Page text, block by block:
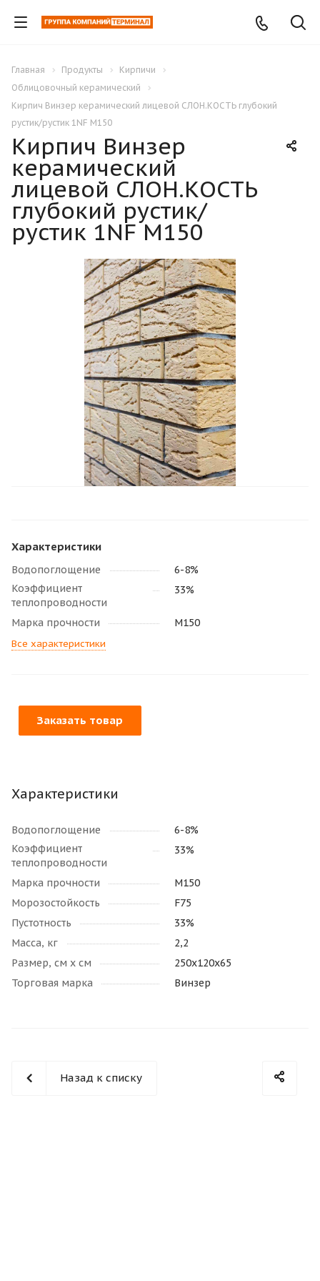
Главная Продукты
Кирпичи
Облицовочный керамический
Кирпич Винзер керамический лицевой СЛОН.КОСТЬ глубокий
рустик/рустик 1NF М150
Кирпич Винзер
керамический
лицевой СЛОН.КОСТЬ
глубокий рустик/
рустик 1NF М150
Характеристики
Водопоглощение
6-8%
Коэффициент
теплопроводности
33%
Марка прочности М150
Все характеристики
Заказать товар
Характеристики
Водопоглощение
6-8%
Коэффициент
теплопроводности
33%
Марка прочности
М150
Морозостойкость
F75
Пустотность
33%
Масса, кг
2,2
Размер, см х см
250х120х65
Торговая марка
Винзер
Назад к списку